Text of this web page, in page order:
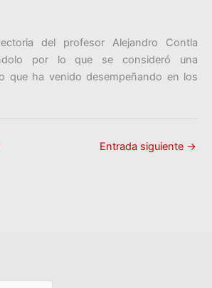
del profesor Alejandro Contla
por lo que se consideró una
que ha venido desempeñando en los
Entrada siguiente →